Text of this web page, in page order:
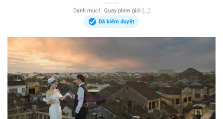
Danh mục1. Quay phim giới [...]
Đã kiểm duyệt